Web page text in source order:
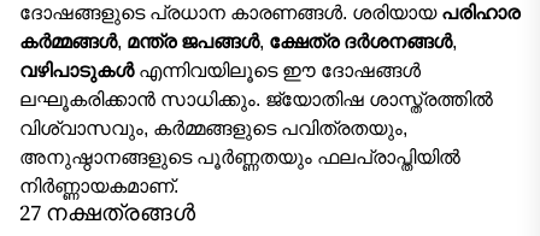
ദോഷങ്ങളുടെ പ്രധാന കാരണങ്ങൾ. ശരിയായ പരിഹാര
കർമ്മങ്ങൾ, മന്ത്ര ജപങ്ങൾ, ക്ഷേത്ര ദർശനങ്ങൾ,
വഴിപാടുകൾഎന്നിവയിലൂടെ ഈ ദോഷങ്ങൾ
ലഘൂകരിക്കാൻ സാധിക്കും. ജ്യോതിഷ ശാസ്ത്രത്തിൽ
വിശ്വാസവും, കർമ്മങ്ങളുടെ പവിത്രതയും,
അനുഷ്ഠാനങ്ങളുടെ പൂർണ്ണതയും ഫലപ്രാപ്തിയിൽ
നിർണ്ണായകമാണ്.
27 നക്ഷത്രങ്ങൾ